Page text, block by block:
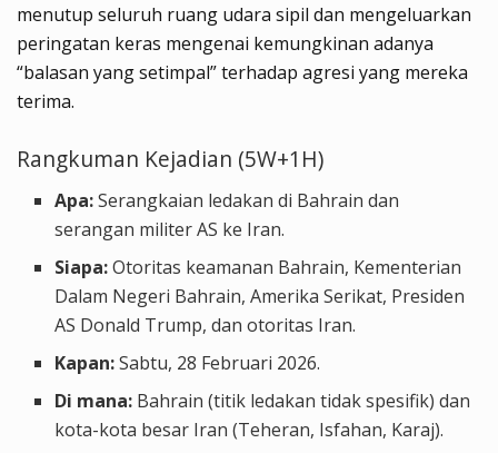
menutup seluruh ruang udara sipil dan mengeluarkan
peringatan keras mengenai kemungkinan adanya
“balasan yang setimpal” terhadap agresi yang mereka
terima.
Rangkuman Kejadian (5W+1H)
Apa:Serangkaian ledakan di Bahrain dan
serangan militer AS ke Iran.
Siapa:Otoritas keamanan Bahrain, Kementerian
Dalam Negeri Bahrain, Amerika Serikat, Presiden
AS Donald Trump, dan otoritas Iran.
Kapan:Sabtu, 28 Februari 2026.
Di mana: Bahrain (titik ledakan tidak spesifik) dan
kota-kota besar Iran (Teheran, Isfahan, Karaj).